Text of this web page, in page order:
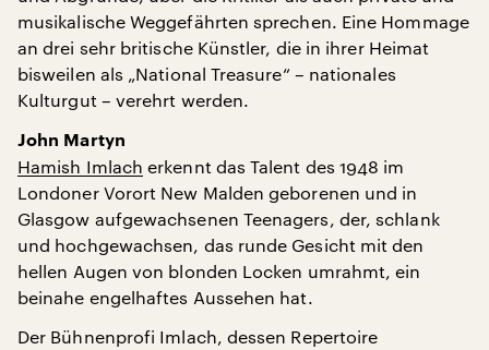
musikalische Weggefährten sprechen. Eine Hommage
an drei sehr britische Künstler, die in ihrer Heimat
bisweilen als „National Treasure“ – nationales
Kulturgut – verehrt werden.
John Martyn
Hamish Imlach erkennt das Talent des 1948 im
Londoner Vorort New Malden geborenen und in
Glasgow aufgewachsenen Teenagers, der, schlank
und hochgewachsen, das runde Gesicht mit den
hellen Augen von blonden Locken umrahmt, ein
beinahe engelhaftes Aussehen hat.
Der Bühnenprofi Imlach, dessen Repertoire